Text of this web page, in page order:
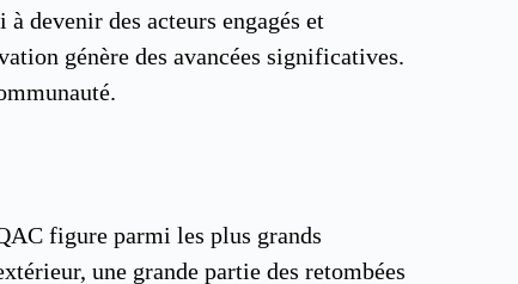
devenir des acteurs engagés et
génère des avancées significatives.
figure parmi les plus grands
une grande partie des retombées